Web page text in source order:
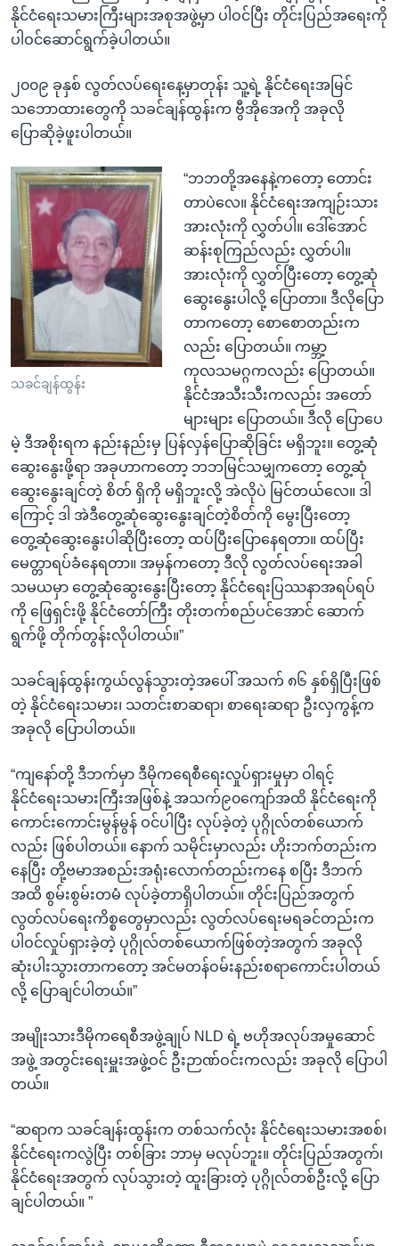
နိုင်ငံရေးသမားကြီးများအစုအဖွဲ့မှာ ပါဝင်ပြီး တိုင်းပြည်အရေးကို
ပါဝင်ဆောင်ရွက်ခဲ့ပါတယ်။
၂၀၀၉ ခုနှစ် လွတ်လပ်ရေးနေ့မှာတုန်း သူ့ရဲ့ နိုင်ငံရေးအမြင်
သဘောထားတွေကို သခင်ချန်ထွန်းက ဗွီအိုအေကို အခုလို
ပြောဆိုခဲ့ဖူးပါတယ်။
သခင်ချန်ထွန်း
“ဘဘတို့အနေနဲ့ကတော့ တောင်း
တာပဲလေ။ နိုင်ငံရေးအကျဉ်းသား
အားလုံးကို လွှတ်ပါ။ ဒေါ်အောင်
ဆန်းစုကြည်လည်း လွှတ်ပါ။
အားလုံးကို လွှတ်ပြီးတော့ တွေ့ဆုံ
ဆွေးနွေးပါလို့ ပြောတာ။ ဒီလိုပြော
တာကတော့ စောစောတည်းက
လည်း ပြောတယ်။ ကမ္ဘာ့
ကုလသမဂ္ဂကလည်း ပြောတယ်။
နိုင်ငံအသီးသီးကလည်း အတော်
များများ ပြောတယ်။ ဒီလို ပြောပေ
မဲ့ ဒီအစိုးရက နည်းနည်းမှ ပြန်လှန်ပြောဆိုခြင်း မရှိဘူး။ တွေ့ဆုံ
ဆွေးနွေးဖို့ရာ အခုဟာကတော့ ဘဘမြင်သမျှကတော့ တွေ့ဆုံ
ဆွေးနွေးချင်တဲ့ စိတ် ရှိကို မရှိဘူးလို့ အဲလိုပဲ မြင်တယ်လေ။ ဒါ
ကြောင့် ဒါ အဲဒီတွေ့ဆုံဆွေးနွေးချင်တဲ့စိတ်ကို မွေးပြီးတော့
တွေ့ဆုံဆွေးနွေးပါဆိုပြီးတော့ ထပ်ပြီးပြောနေရတာ။ ထပ်ပြီး
မေတ္တာရပ်ခံနေရတာ။ အမှန်ကတော့ ဒီလို လွတ်လပ်ရေးအခါ
သမယမှာ တွေ့ဆုံဆွေးနွေးပြီးတော့ နိုင်ငံရေးပြဿနာအရပ်ရပ်
ကို ဖြေရှင်းဖို့ နိုင်ငံတော်ကြီး တိုးတက်စည်ပင်အောင် ဆောက်
ရွက်ဖို့ တိုက်တွန်းလိုပါတယ်။”
သခင်ချန်ထွန်းကွယ်လွန်သွားတဲ့အပေါ် အသက် ၈၆ နှစ်ရှိပြီးဖြစ်
တဲ့ နိုင်ငံရေးသမား၊ သတင်းစာဆရာ၊ စာရေးဆရာ ဦးလှကွန့်က
အခုလို ပြောပါတယ်။
“ကျနော်တို့ ဒီဘက်မှာ ဒီမိုကရေစီရေးလှုပ်ရှားမှုမှာ ဝါရင့်
နိုင်ငံရေးသမားကြီးအဖြစ်နဲ့ အသက်၉၀ကျော်အထိ နိုင်ငံရေးကို
ကောင်းကောင်းမွန်မွန် ဝင်ပါပြီး လုပ်ခဲ့တဲ့ ပုဂ္ဂိုလ်တစ်ယောက်
လည်း ဖြစ်ပါတယ်။ နောက် သမိုင်းမှာလည်း ဟိုးဘက်တည်းက
နေပြီး တို့ဗမာအစည်းအရုံးလောက်တည်းကနေ စပြီး ဒီဘက်
အထိ စွမ်းစွမ်းတမံ လုပ်ခဲ့တာရှိပါတယ်။ တိုင်းပြည်အတွက်
လွတ်လပ်ရေးကိစ္စတွေမှာလည်း လွတ်လပ်ရေးမရခင်တည်းက
ပါဝင်လှုပ်ရှားခဲ့တဲ့ ပုဂ္ဂိုလ်တစ်ယောက်ဖြစ်တဲ့အတွက် အခုလို
ဆုံးပါးသွားတာကတော့ အင်မတန်ဝမ်းနည်းစရာကောင်းပါတယ်
လို့ ပြောချင်ပါတယ်။”
အမျိုးသားဒီမိုကရေစီအဖွဲ့ချုပ် NLD ရဲ့ ဗဟိုအလုပ်အမှုဆောင်
အဖွဲ့ အတွင်းရေးမှူးအဖွဲ့ဝင် ဦးဉာဏ်ဝင်းကလည်း အခုလို ပြောပါ
တယ်။
“ဆရာက သခင်ချန်းထွန်းက တစ်သက်လုံး နိုင်ငံရေးသမားအစစ်၊
နိုင်ငံရေးကလွဲပြီး တစ်ခြား ဘာမှ မလုပ်ဘူး။ တိုင်းပြည်အတွက်၊
နိုင်ငံရေးအတွက် လုပ်သွားတဲ့ ထူးခြားတဲ့ ပုဂ္ဂိုလ်တစ်ဦးလို့ ပြော
ချင်ပါတယ်။ ”